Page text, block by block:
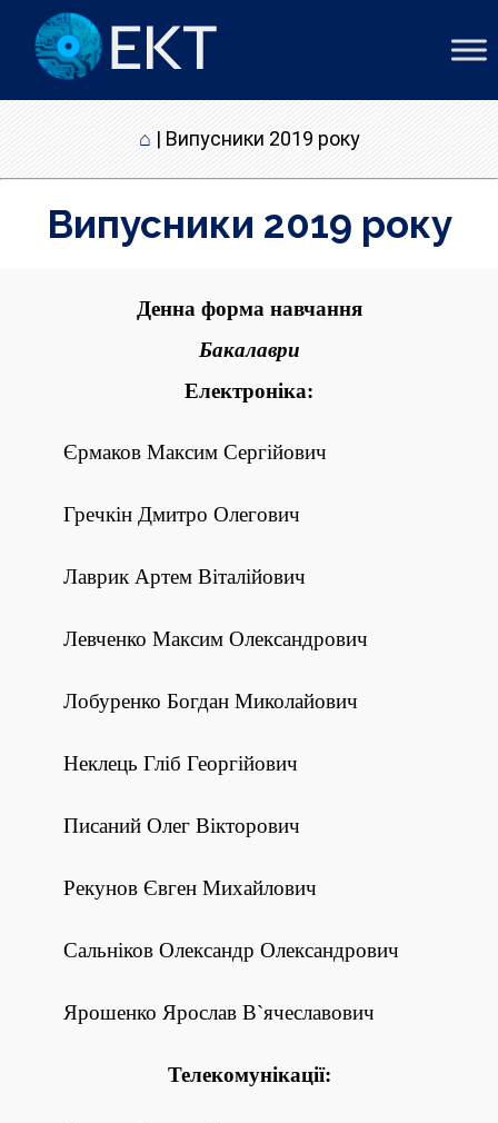
⌂ | Випусники 2019 року
Випусники 2019 року
Денна форма навчання
Бакалаври
Електроніка:
Єрмаков Максим Сергійович
Гречкін Дмитро Олегович
Лаврик Артем Віталійович
Левченко Максим Олександрович
Лобуренко Богдан Миколайович
Неклець Гліб Георгійович
Писаний Олег Вікторович
Рекунов Євген Михайлович
Сальніков Олександр Олександрович
Ярошенко Ярослав В`ячеславович
Телекомунікації: